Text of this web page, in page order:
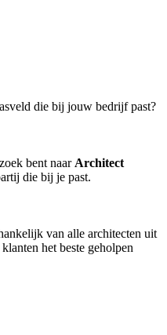
die bij jouw bedrijf past?
bent naar Architect
die bij je past.
van alle architecten uit
het beste geholpen